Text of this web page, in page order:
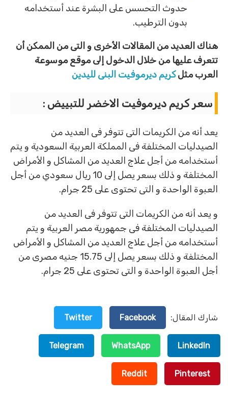
حدوث التحسس على البشرة عند أستخدامه
بدون الترطيب.
هناك العديد من المقالات الأخرى و التى من الممكن أن
تتعرف عليها من خلال الدخول إلى موقع موسوعة
العربمثلكريم ديرموفيت البنى لليدين
سعر كريم ديرموفيت الاخضر للتبييض :
يعد أنه من الكريمات التى تتوفر فى العديد من
الصيدليات المختلفة فى المملكة العربية السعودية و يتم
أستخدامه من أجل علاج العديد من المشاكل و الأمراض
المختلفة و ذلك بسعر يصل إلى 10 ريال سعودي من أجل
العبوة الواحدة و التى تحتوى على 25 جرام.
و يعد أنه من الكريمات التى تتوفر فى العديد من
الصيدليات المختلفة فى جمهورية مصر العربية و يتم
أستخدامه من أجل علاج العديد من المشاكل و الأمراض
المختلفة و ذلك بسعر يصل إلى 15.75 جنيه مصرى من
أجل العبوة الواحدة و التى تحتوى على 25 جرام.
شارك المقال: Facebook
Twitter
LinkedIn
WhatsApp
Telegram
Pinterest
Reddit